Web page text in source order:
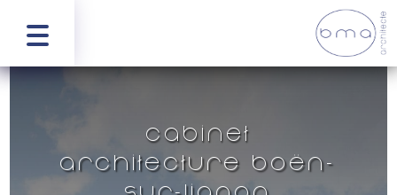
Cabinet
architecture Boën-